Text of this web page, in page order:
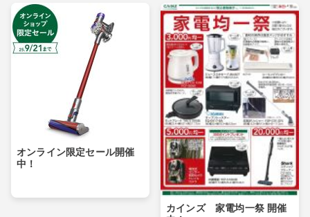
オンライン限定セール開催
中！
カインズ 家電均一祭 開催